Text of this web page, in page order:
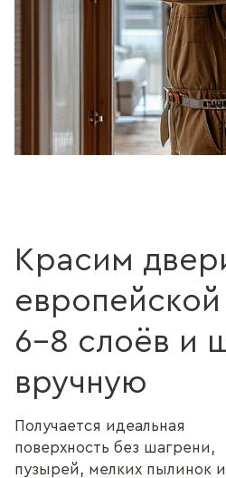
Красим
6–8 слоёв и
вручную
Получается идеальная
поверхность без шагрени,
пузырей, мелких пылинок и